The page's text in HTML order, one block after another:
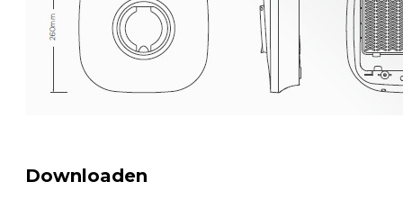
Downloaden